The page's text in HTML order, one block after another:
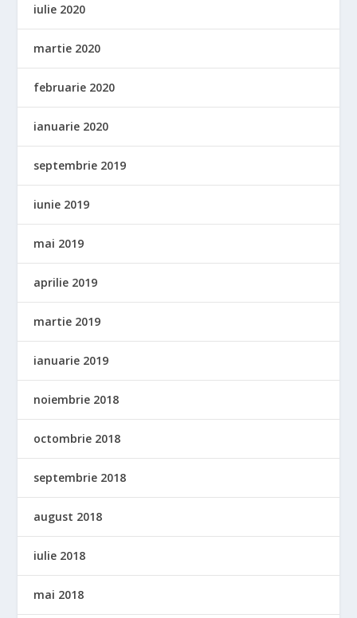
iulie 2020
martie 2020
februarie 2020
ianuarie 2020
septembrie 2019
iunie 2019
mai 2019
aprilie 2019
martie 2019
ianuarie 2019
noiembrie 2018
octombrie 2018
septembrie 2018
august 2018
iulie 2018
mai 2018